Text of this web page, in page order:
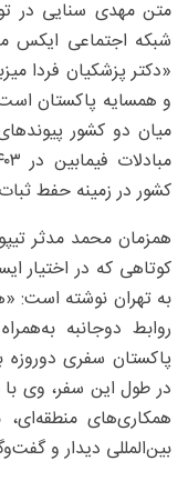
متن مهدی سنایی در
شبکه اجتماعی ایکس
و همسایه پاکستان است
میان دو کشور
کشور در زمینه حفط
همزمان محمد مدثر
کوتاهی که در اختیار
به تهران نوشته است:
روابط دوجانبه
پاکستان سفری
در طول این سفر، وی
همکاری‌های منطقه‌ای،
بین‌المللی دیدار و